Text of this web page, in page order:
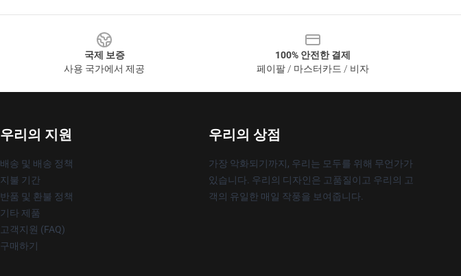
국제 보증
사용 국가에서 제공
100% 안전한 결제
페이팔 / 마스터카드 / 비자
우리의 지원
배송 및 배송 정책
지불 기간
반품 및 환불 정책
기타 제품
고객지원 (FAQ)
구매하기
우리의 상점
가장 악화되기까지, 우리는 모두를 위해 무언가가
있습니다. 우리의 디자인은 고품질이고 우리의 고
객의 유일한 매일 작풍을 보여줍니다.